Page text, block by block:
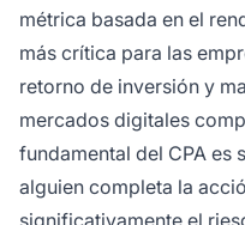
métrica basada en el
más crítica para las
retorno de inversión y
mercados digitales
fundamental del CPA es
alguien completa la
significativamente el